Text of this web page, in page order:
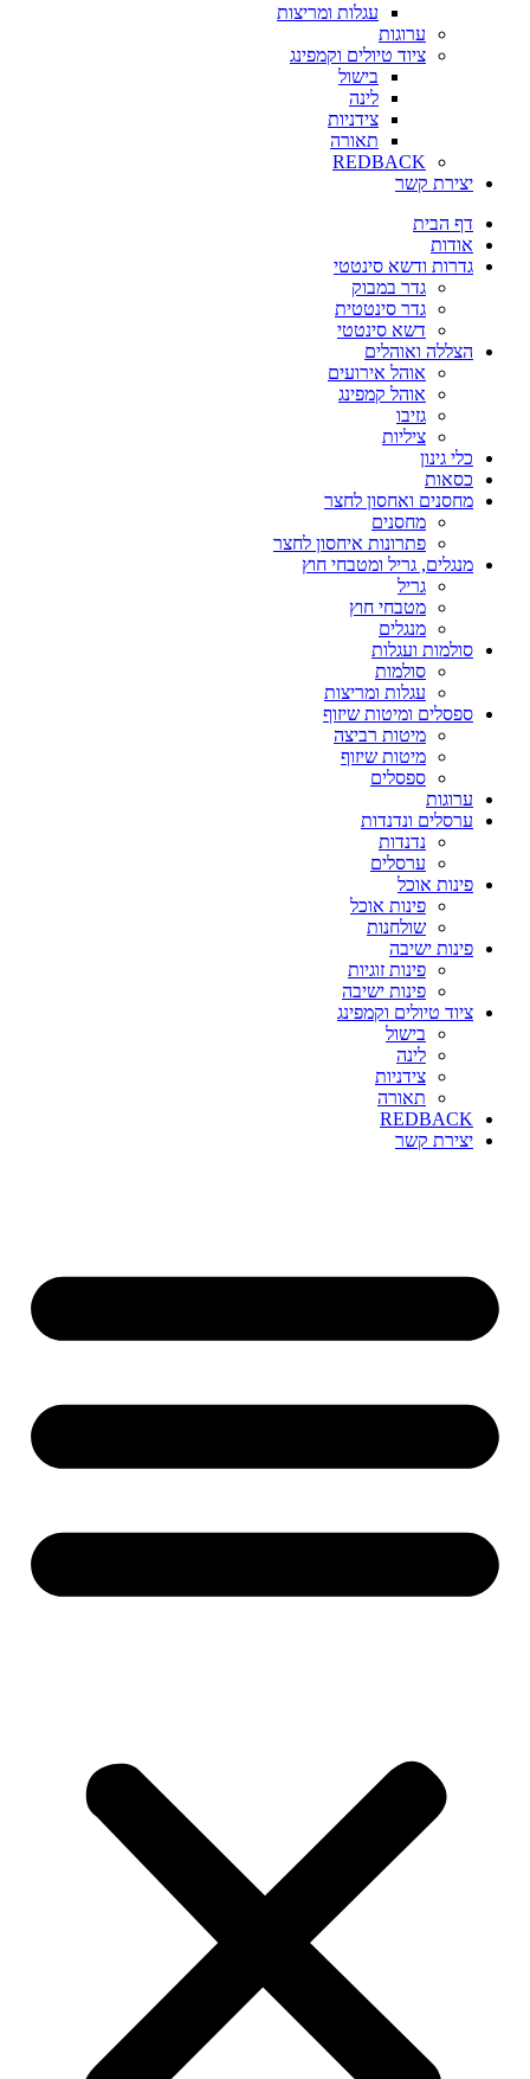
עגלות ומריצות
ערוגות
ציוד טיולים וקמפינג
בישול
לינה
צידניות
תאורה
REDBACK
יצירת קשר
דף הבית
אודות
גדרות ודשא סינטטי
גדר במבוק
גדר סינטטית
דשא סינטטי
הצללה ואוהלים
אוהל אירועים
אוהל קמפינג
גזיבו
ציליות
כלי גינון
כסאות
מחסנים ואחסון לחצר
מחסנים
פתרונות איחסון לחצר
מנגלים, גריל ומטבחי חוץ
גריל
מטבחי חוץ
מנגלים
סולמות ועגלות
סולמות
עגלות ומריצות
ספסלים ומיטות שיזוף
מיטות רביצה
מיטות שיזוף
ספסלים
ערוגות
ערסלים ונדנדות
נדנדות
ערסלים
פינות אוכל
פינות אוכל
שולחנות
פינות ישיבה
פינות זוגיות
פינות ישיבה
ציוד טיולים וקמפינג
בישול
לינה
צידניות
תאורה
REDBACK
יצירת קשר